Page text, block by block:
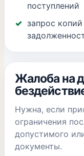
поступлений
запрос
Жалоба на
Нужна, если
ограничения
допустимого
документы.